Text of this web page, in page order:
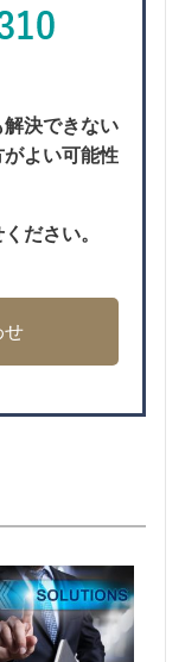
決できない
よい可能性
ださい。
せ